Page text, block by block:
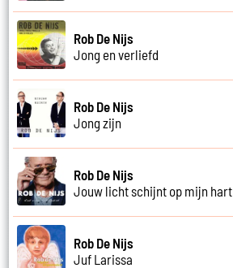
Rob De Nijs
Jong en verliefd
Rob De Nijs
Jong zijn
Rob De Nijs
Jouw licht schijnt op mijn hart
Rob De Nijs
Juf Larissa